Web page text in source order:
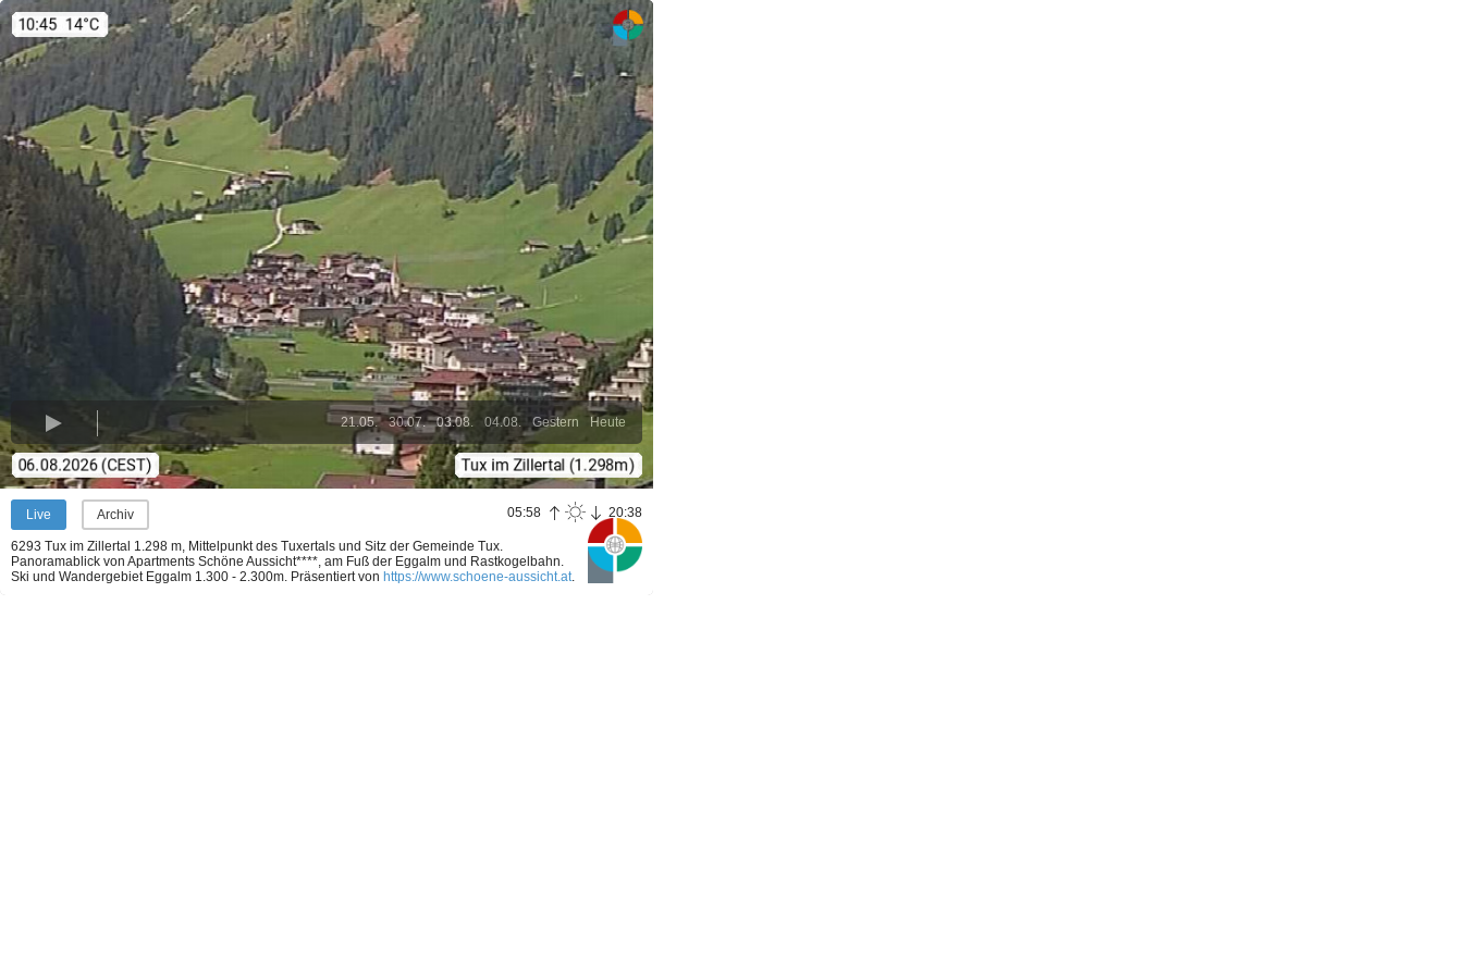
Heute
Gestern
04.08.
03.08.
30.07.
21.05.
Live Archiv 05:58 20:38
6293 Tux im Zillertal 1.298 m, Mittelpunkt des Tuxertals und Sitz der Gemeinde Tux.
Panoramablick von Apartments Schöne Aussicht****, am Fuß der Eggalm und Rastkogelbahn.
Ski und Wandergebiet Eggalm 1.300 - 2.300m. Präsentiert von https://www.schoene-aussicht.at.